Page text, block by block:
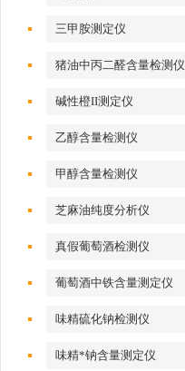
三甲胺测定仪
猪油中丙二醛含量检测仪
碱性橙II测定仪
乙醇含量检测仪
甲醇含量检测仪
芝麻油纯度分析仪
真假葡萄酒检测仪
葡萄酒中铁含量测定仪
味精硫化钠检测仪
味精*钠含量测定仪